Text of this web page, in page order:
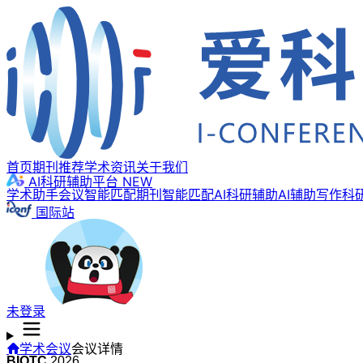
首页期刊推荐学术资讯关于我们
AI科研辅助平台 NEW
学术助手会议智能匹配期刊智能匹配AI科研辅助AI辅助写作科
国际站
未登录
学术会议会议详情